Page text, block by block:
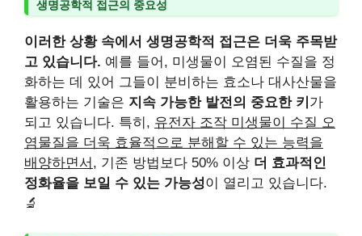
생명공학적 접근의 중요성
이러한 상황 속에서 생명공학적 접근은 더욱 주목받
고 있습니다. 예를 들어, 미생물이 오염된 수질을 정
화하는 데 있어 그들이 분비하는 효소나 대사산물을
활용하는 기술은 지속 가능한 발전의 중요한 키 가
되고 있습니다. 특히, 유전자 조작 미생물이 수질 오
염물질을 더욱 효율적으로 분해할 수 있는 능력을
배양하면서 , 기존 방법보다 50% 이상 더 효과적인
정화율을 보일 수 있는 가능성이 열리고 있습니다.
🔬